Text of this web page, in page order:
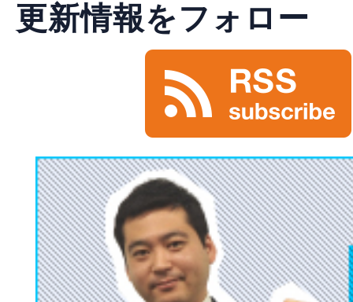
更新情報をフォロー